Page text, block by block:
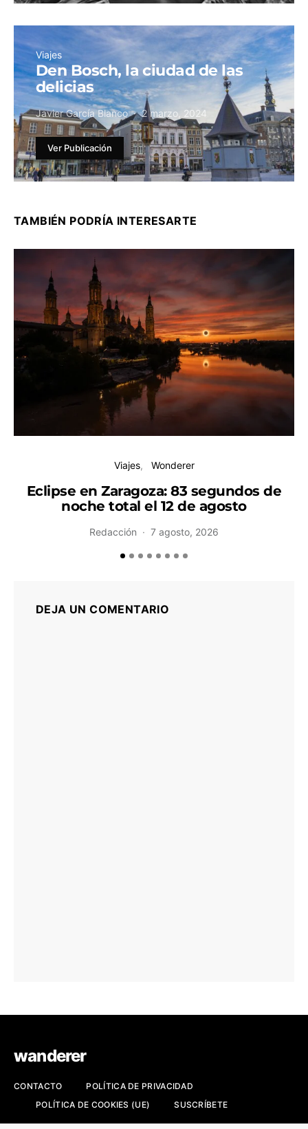
Viajes
Den Bosch, la ciudad de las
delicias
Javier García Blanco 2 marzo, 2024
Ver Publicación
TAMBIÉN PODRÍA INTERESARTE
Viajes Wonderer
Eclipse en Zaragoza: 83 segundos de
noche total el 12 de agosto
Redacción 7 agosto, 2026
DEJA UN COMENTARIO
wanderer
CONTACTO
POLÍTICA DE PRIVACIDAD
POLÍTICA DE COOKIES (UE)
SUSCRÍBETE